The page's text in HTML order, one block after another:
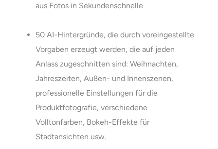
aus Fotos in Sekundenschnelle
50 AI-Hintergründe, die durch voreingestellte
Vorgaben erzeugt werden, die auf jeden
Anlass zugeschnitten sind: Weihnachten,
Jahreszeiten, Außen- und Innenszenen,
professionelle Einstellungen für die
Produktfotografie, verschiedene
Volltonfarben, Bokeh-Effekte für
Stadtansichten usw.